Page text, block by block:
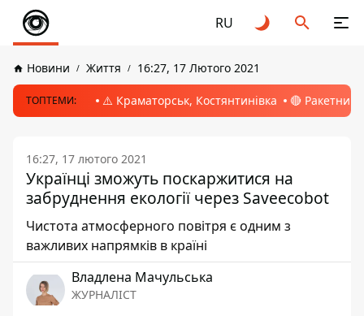
RU
Новини Життя 16:27, 17 Лютого 2021
ТОПТЕМИ: ⚠️ Краматорськ, Костянтинівка 🔴 Ракетний
16:27, 17 лютого 2021
Українці зможуть поскаржитися на
забруднення екології через Saveecobot
Чистота атмосферного повітря є одним з
важливих напрямків в країні
Владлена Мачульська
ЖУРНАЛІСТ